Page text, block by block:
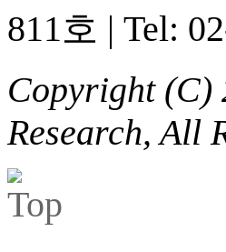
811호 | Tel:
Copyright (C)
Research, All